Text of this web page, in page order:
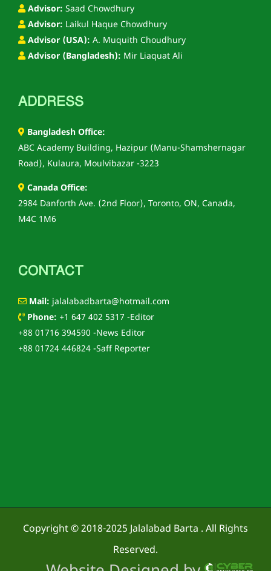
Advisor: Saad Chowdhury
Advisor: Laikul Haque Chowdhury
Advisor (USA): A. Muquith Choudhury
Advisor (Bangladesh): Mir Liaquat Ali
ADDRESS
Bangladesh Office:
ABC Academy Building, Hazipur (Manu-Shamshernagar
Road), Kulaura, Moulvibazar -3223
Canada Office:
2984 Danforth Ave. (2nd Floor), Toronto, ON, Canada,
M4C 1M6
CONTACT
Mail: jalalabadbarta@hotmail.com
Phone: +1 647 402 5317 -Editor
+88 01716 394590 -News Editor
+88 01724 446824 -Saff Reporter
Copyright © 2018-2025Jalalabad Barta . All Rights
Reserved.